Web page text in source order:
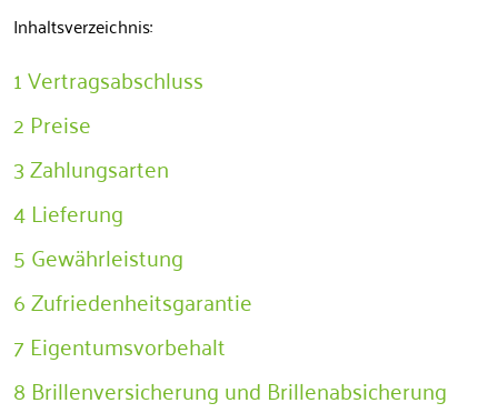
Inhaltsverzeichnis:
1 Vertragsabschluss
2 Preise
3 Zahlungsarten
4 Lieferung
5 Gewährleistung
6 Zufriedenheitsgarantie
7 Eigentumsvorbehalt
8 Brillenversicherung und Brillenabsicherung